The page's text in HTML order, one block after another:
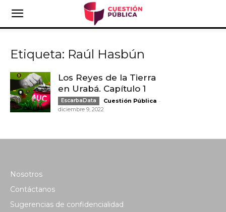
Etiqueta: Raúl Hasbún
Los Reyes de la Tierra
en Urabá. Capítulo 1
EscarbaData Cuestión Pública -
diciembre 9, 2022
Nosotros
Contáctanos
Sugerencias de confidencialidad